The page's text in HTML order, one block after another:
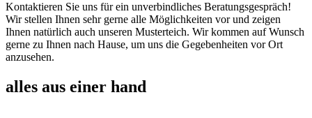
Kontaktieren Sie uns für ein unverbindliches Beratungsgespräch!
Wir stellen Ihnen sehr gerne alle Möglichkeiten vor und zeigen
Ihnen natürlich auch unseren Musterteich. Wir kommen auf Wunsch
gerne zu Ihnen nach Hause, um uns die Gegebenheiten vor Ort
anzusehen.
alles aus einer hand